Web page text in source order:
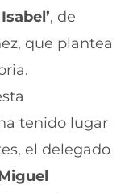
, de
que plantea
tenido lugar
el delegado